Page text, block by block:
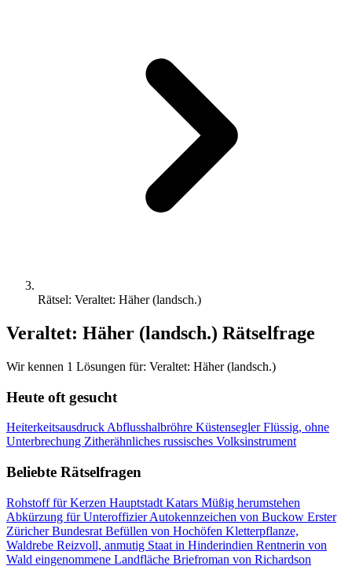
Rätsel: Veraltet: Häher (landsch.)
Veraltet: Häher (landsch.) Rätselfrage
Wir kennen 1 Lösungen für: Veraltet: Häher (landsch.)
Heute oft gesucht
Heiterkeitsausdruck Abflusshalbröhre KüstenseglerFlüssig, ohne
Unterbrechung Zitherähnliches russisches Volksinstrument
Beliebte Rätselfragen
Rohstoff für Kerzen Hauptstadt Katars Müßig herumstehen
Abkürzung für UnteroffizierAutokennzeichen von Buckow Erster
Züricher Bundesrat Befüllen von Hochöfen Kletterpflanze,
Waldrebe Reizvoll, anmutig Staat in Hinderindien Rentnerin von
Wald eingenommene Landfläche Briefroman von Richardson